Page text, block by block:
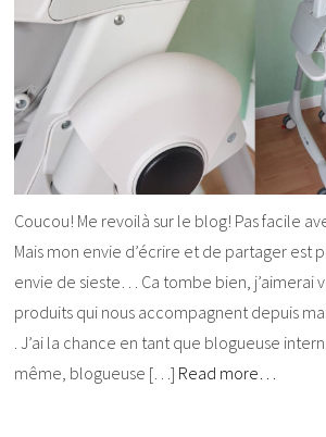
Coucou! Me revoilà sur le blog! Pas facile
Mais mon envie d’écrire et de partager est
envie de sieste… Ca tombe bien, j’aimerai
produits qui nous accompagnent depuis
. J’ai la chance en tant que blogueuse
même, blogueuse […] Read more…